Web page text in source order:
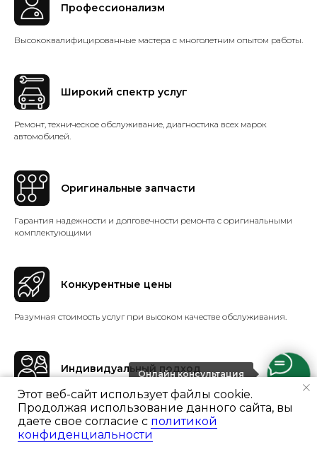
Этот веб-сайт использует файлы cookie.
Продолжая использование данного сайта, вы
даете свое согласие с политикой
конфиденциальности
Онлайн консультация
Ремонт и цены Портфолио
Профессионализм
Высококвалифицированные мастера с многолетним опытом работы.
Широкий спектр услуг
Ремонт, техническое обслуживание, диагностика всех марок
автомобилей.
Оригинальные запчасти
Гарантия надежности и долговечности ремонта с оригинальными
комплектующими
Конкурентные цены
Разумная стоимость услуг при высоком качестве обслуживания.
Индивидуальный подход
Учет особенностей каждого клиента и его автомобиля при
предоставлении услуг.